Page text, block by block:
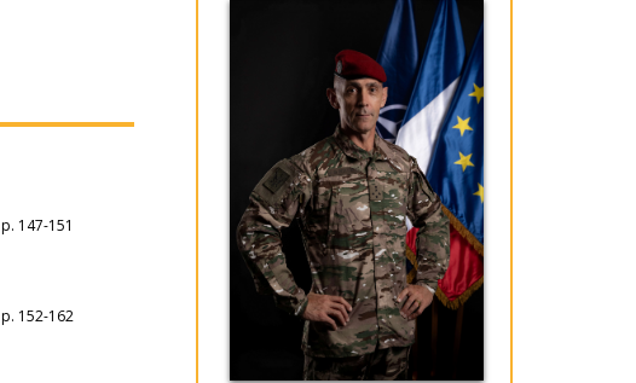
p. 147-151
p. 152-162